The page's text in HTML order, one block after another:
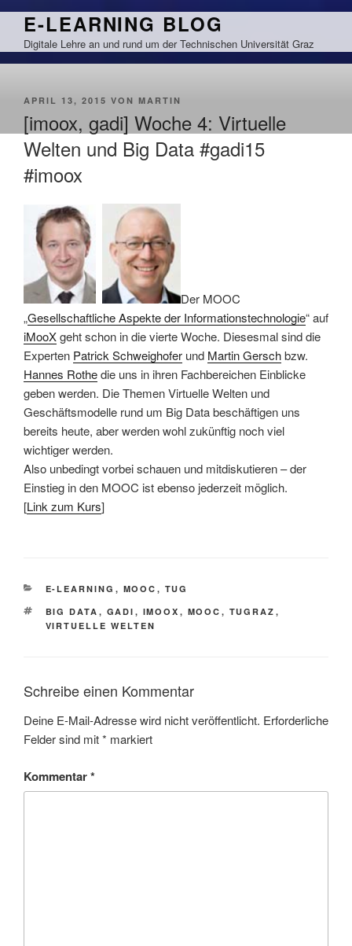
Zum
springen
E-LEARNING BLOG
Digitale Lehre an und rund um der Technischen Universität Graz
VERÖFFENTLICHT
APRIL 13, 2015 VON MARTIN
[imoox, gadi] Woche 4: Virtuelle
Welten und Big Data #gadi15
#imoox
Der MOOC
„Gesellschaftliche Aspekte der Informationstechnologie“ auf
iMooXgeht schon in die vierte Woche. Diesesmal sind die
Experten Patrick Schweighofer und Martin Gerschbzw.
Hannes Rothedie uns in ihren Fachbereichen Einblicke
geben werden. Die Themen Virtuelle Welten und
Geschäftsmodelle rund um Big Data beschäftigen uns
bereits heute, aber werden wohl zukünftig noch viel
wichtiger werden.
Also unbedingt vorbei schauen und mitdiskutieren – der
Einstieg in den MOOC ist ebenso jederzeit möglich.
[Link zum Kurs]
KATEGORIEN
E-LEARNING , MOOC , TUG
SCHLAGWÖRTER
BIG DATA , GADI , IMOOX , MOOC , TUGRAZ ,
VIRTUELLE WELTEN
Schreibe einen Kommentar
Deine E-Mail-Adresse wird nicht veröffentlicht. Erforderliche
Felder sind mit* markiert
Kommentar*